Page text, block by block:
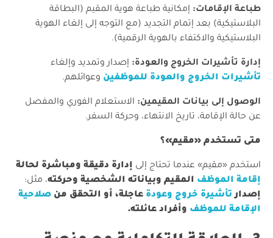
طباعة الإقامات: إمكانية طباعة هوية المقيم (البطاقة
البلاستيكية) بعد إتمام التجديد (مع التوجه إلى إلغاء الهوية
البلاستيكية والاكتفاء بالهوية الرقمية).
إدارة تأشيرات الخروج والعودة: إصدار وتمديد وإلغاء
تأشيرات الخروج والعودة للموظفين وعوائلهم.
الوصول إلى بيانات المقيمين: الاستعلام الفوري والمفصل
عن حالة الإقامة، تاريخ الانتهاء، وحركة السفر.
متى تستخدم «مقيم»؟
​استخدم «مقيم» عندما تحتاج إلى إدارة دقيقة ومباشرة لحالة
إقامة الموظف المقيم وبياناته الشخصية وحركته، مثل:
إصدار تأشيرة خروج وعودة عاجلة، أو التحقق من صلاحية
الإقامة للموظف وأفراد عائلته.